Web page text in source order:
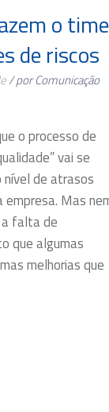
o time
de riscos
/ por Comunicação
o processo de
vai se
nível de atrasos
empresa. Mas
falta de
que algumas
melhorias que